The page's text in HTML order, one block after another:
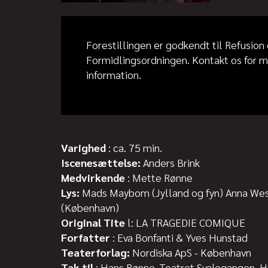
Forestillingen er godkendt til Refusion
Formidlingsordningen. Kontakt os for
information.
Varighed : ca. 75 min.
Iscenesættelse: Anders Brink
Medvirkende : Mette Rønne
Lys: Mads Maybom (Jylland og fyn) Anna
(København)
Original Tite l: LA TRAGEDIE COMIQUE
Forfatter : Eva Bonfanti & Yves Hunstad
Teaterforlag: Nordiska ApS - København